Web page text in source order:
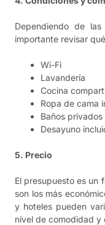
Dependiendo de
importante revisar
Wi-Fi
Lavandería
Cocina
Ropa de cama
Baños
Desayuno
5. Precio
El presupuesto es un
son los más
y hoteles pueden
nivel de comodidad y